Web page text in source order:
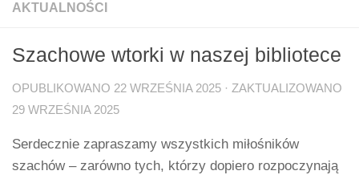
AKTUALNOŚCI
Szachowe wtorki w naszej bibliotece
OPUBLIKOWANO 22 WRZEŚNIA 2025 · ZAKTUALIZOWANO
29 WRZEŚNIA 2025
Serdecznie zapraszamy wszystkich miłośników
szachów – zarówno tych, którzy dopiero rozpoczynają